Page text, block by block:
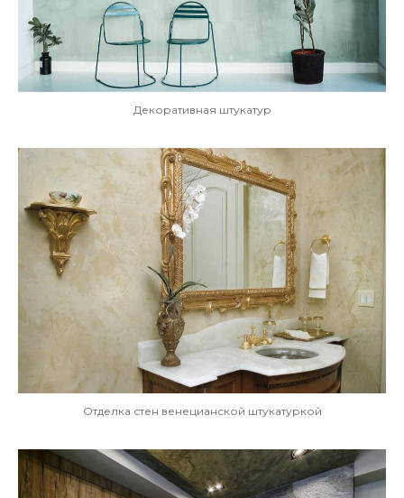
Декоративная штукатур
Отделка стен венецианской штукатуркой